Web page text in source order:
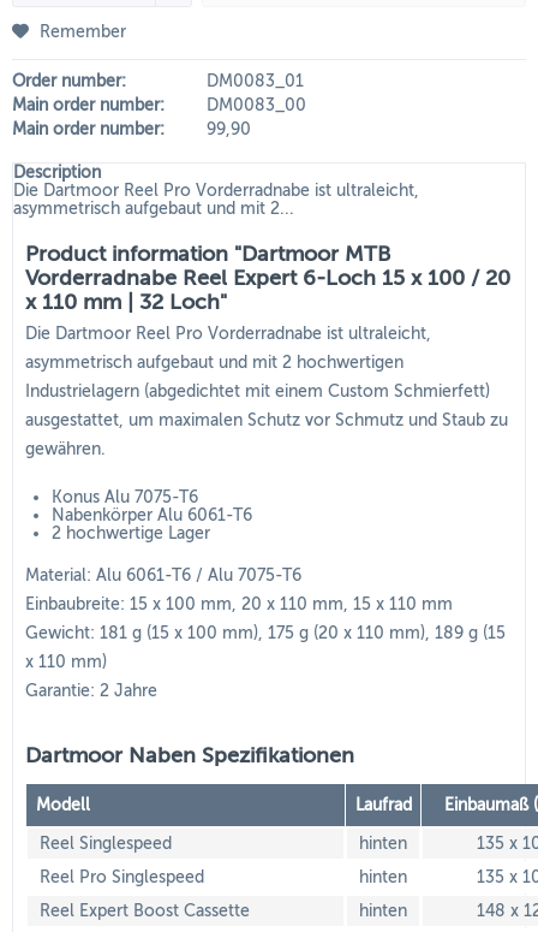
Remember
Order number:
DM0083_01
Main order number:
DM0083_00
Main order number:
99,90
Description
Die Dartmoor Reel Pro Vorderradnabe ist ultraleicht,
asymmetrisch aufgebaut und mit 2...
Product information "Dartmoor MTB
Vorderradnabe Reel Expert 6-Loch 15 x 100 / 20
x 110 mm | 32 Loch"
Die Dartmoor Reel Pro Vorderradnabe ist ultraleicht,
asymmetrisch aufgebaut und mit 2 hochwertigen
Industrielagern (abgedichtet mit einem Custom Schmierfett)
ausgestattet, um maximalen Schutz vor Schmutz und Staub zu
gewähren.
Konus Alu 7075-T6
Nabenkörper Alu 6061-T6
2 hochwertige Lager
Material: Alu 6061-T6 / Alu 7075-T6
Einbaubreite: 15 x 100 mm, 20 x 110 mm, 15 x 110 mm
Gewicht: 181 g (15 x 100 mm), 175 g (20 x 110 mm), 189 g (15
x 110 mm)
Garantie: 2 Jahre
Dartmoor Naben Spezifikationen
Modell Laufrad Einbaumaß
Reel Singlespeed hinten
135 x
Reel Pro Singlespeed
hinten
135 x
Reel Expert Boost Cassette
hinten
148 x